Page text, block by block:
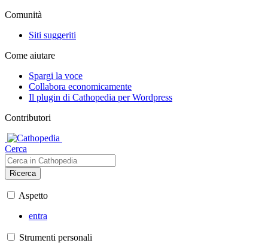
Comunità
Siti suggeriti
Come aiutare
Spargi la voce
Collabora economicamente
Il plugin di Cathopedia per Wordpress
Contributori
Cerca
Ricerca
Aspetto
entra
Strumenti personali